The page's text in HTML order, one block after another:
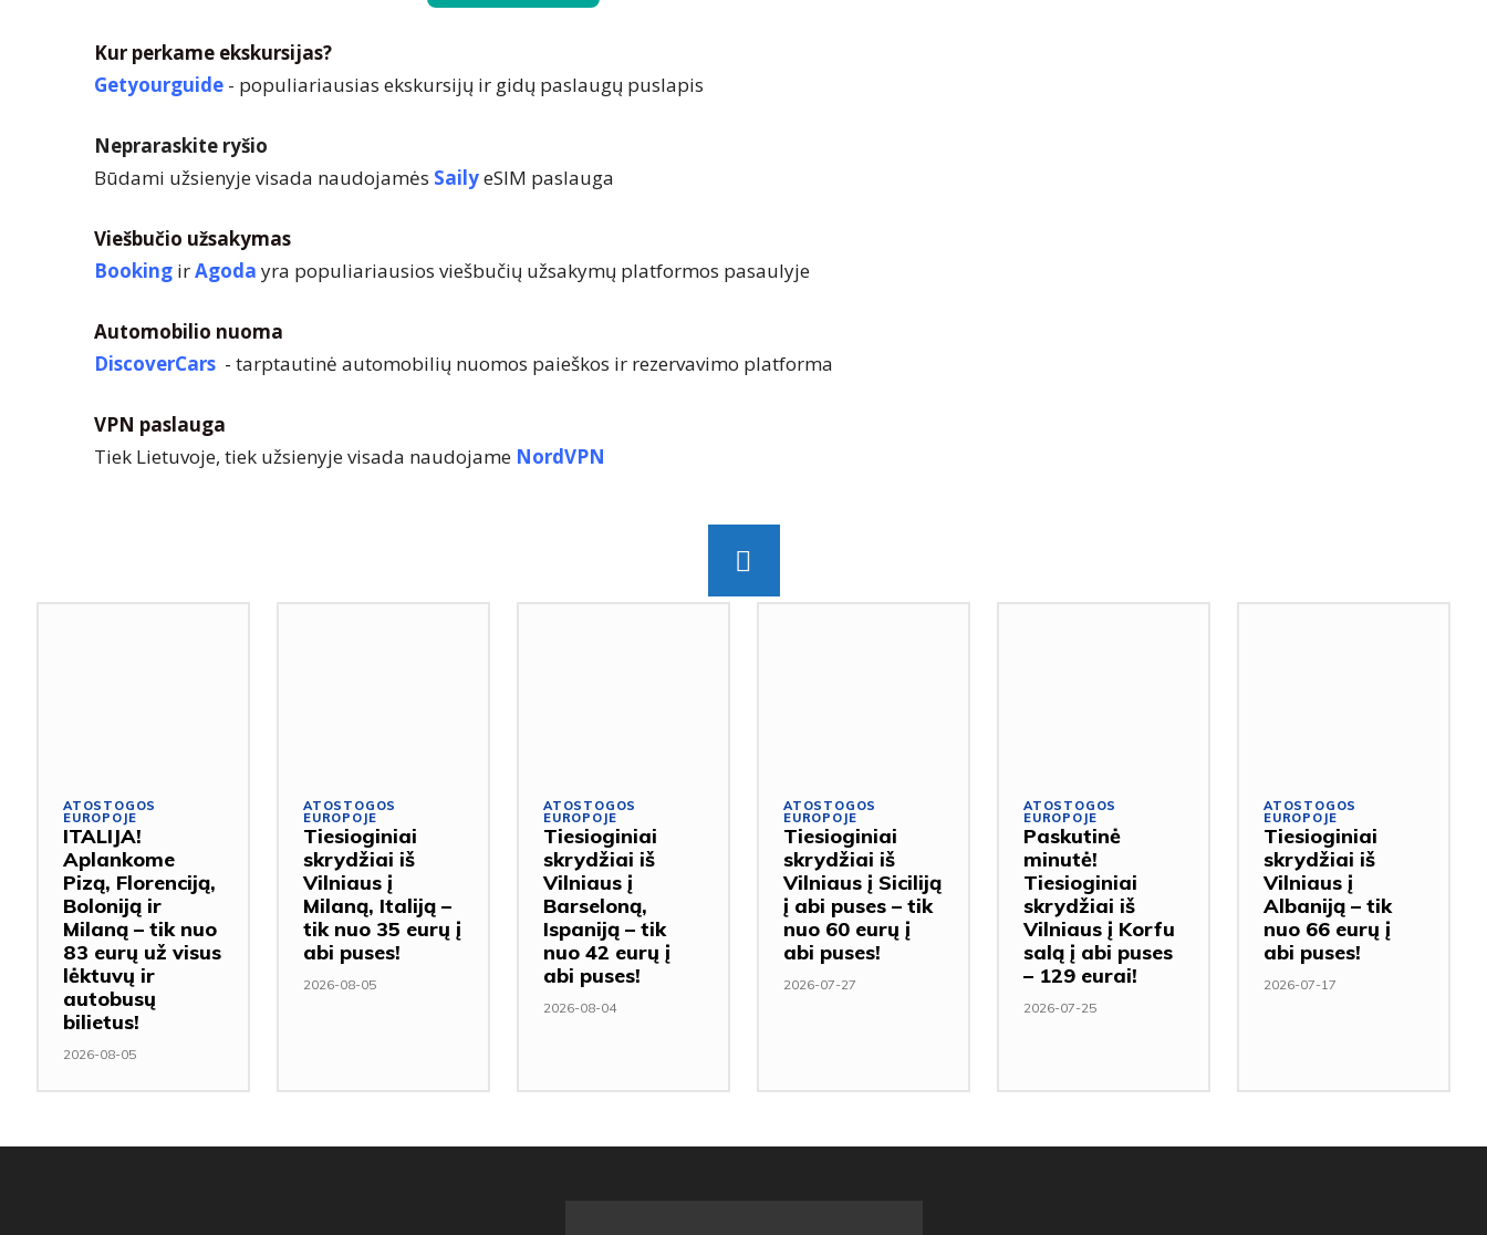
Kur perkame ekskursijas?
Getyourguide - populiariausias ekskursijų ir gidų paslaugų puslapis
Nepraraskite ryšio
Būdami užsienyje visada naudojamės SailyeSIM paslauga
Viešbučio užsakymas
Booking irAgoda yra populiariausios viešbučių užsakymų platformos pasaulyje
Automobilio nuoma
DiscoverCars - tarptautinė automobilių nuomos paieškos ir rezervavimo platforma
VPN paslauga
Tiek Lietuvoje, tiek užsienyje visada naudojame NordVPN
ATOSTOGOS
EUROPOJE
ITALIJA!
Aplankome
Pizą, Florenciją,
Boloniją ir
Milaną – tik nuo
83 eurų už visus
lėktuvų ir
autobusų
bilietus!
2026-08-05
ATOSTOGOS
EUROPOJE
Tiesioginiai
skrydžiai iš
Vilniaus į
Milaną, Italiją –
tik nuo 35 eurų į
abi puses!
2026-08-05
ATOSTOGOS
EUROPOJE
Tiesioginiai
skrydžiai iš
Vilniaus į
Barseloną,
Ispaniją – tik
nuo 42 eurų į
abi puses!
2026-08-04
ATOSTOGOS
EUROPOJE
Tiesioginiai
skrydžiai iš
Vilniaus į Siciliją
į abi puses – tik
nuo 60 eurų į
abi puses!
2026-07-27
ATOSTOGOS
EUROPOJE
Paskutinė
minutė!
Tiesioginiai
skrydžiai iš
Vilniaus į Korfu
salą į abi puses
– 129 eurai!
2026-07-25
ATOSTOGOS
EUROPOJE
Tiesioginiai
skrydžiai iš
Vilniaus į
Albaniją – tik
nuo 66 eurų į
abi puses!
2026-07-17